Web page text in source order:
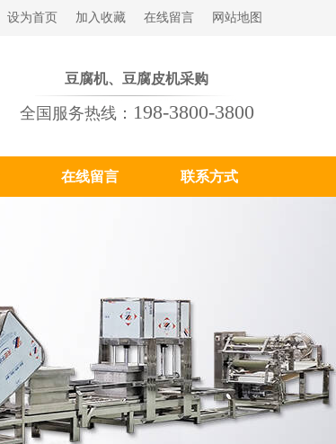
设为首页 加入收藏 在线留言 网站地图
豆腐机、豆腐皮机采购
全国服务热线： 198-3800-3800
在线留言 联系方式